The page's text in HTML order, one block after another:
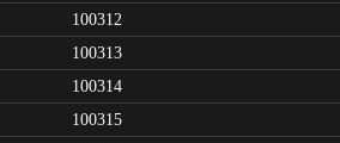
100312
100313
100314
100315